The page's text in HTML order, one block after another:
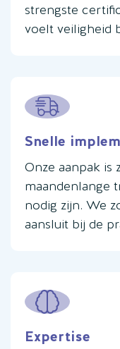
strengste
voelt veiligheid
Snelle
Onze aanpak is
maandenlange
nodig zijn. We
aansluit bij de
Expertise